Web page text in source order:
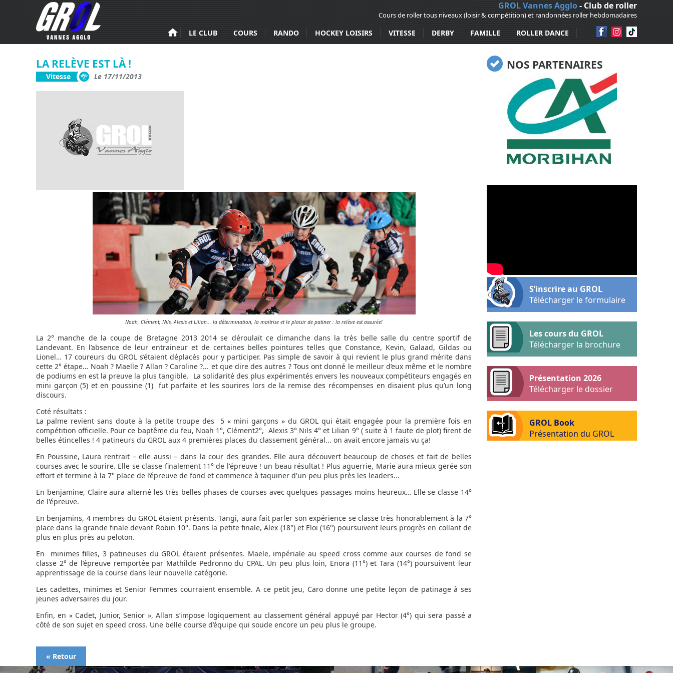
Aller au contenu principal GROL Vannes Agglo- Club de roller
Cours de roller tous niveaux (loisir & compétition) et randonnées roller hebdomadaires
LE CLUB COURS RANDO HOCKEY LOISIRS VITESSE DERBY FAMILLE ROLLER DANCE
LA RELÈVE EST LÀ !
Vitesse Le 17/11/2013
Noah, Clément, Nils, Alexis et Lilian... la détermination, la maitrise et le plaisir de patiner : la relève est assurée!
La 2° manche de la coupe de Bretagne 2013 2014 se déroulait ce dimanche dans la très belle salle du centre sportif de
Landevant. En l’absence de leur entraineur et de certaines belles pointures telles que Constance, Kevin, Galaad, Gildas ou
Lionel… 17 coureurs du GROL s’étaient déplacés pour y participer. Pas simple de savoir à qui revient le plus grand mérite dans
cette 2° étape… Noah ? Maelle ? Allan ? Caroline ?... et que dire des autres ? Tous ont donné le meilleur d’eux même et le nombre
de podiums en est la preuve la plus tangible. La solidarité des plus expérimentés envers les nouveaux compétiteurs engagés en
mini garçon (5) et en poussine (1) fut parfaite et les sourires lors de la remise des récompenses en disaient plus qu’un long
discours.
Coté résultats :
La palme revient sans doute à la petite troupe des 5 « mini garçons » du GROL qui était engagée pour la première fois en
compétition officielle. Pour ce baptême du feu, Noah 1°, Clément2°, Alexis 3° Nils 4° et Lilian 9° ( suite à 1 faute de plot) firent de
belles étincelles ! 4 patineurs du GROL aux 4 premières places du classement général... on avait encore jamais vu ça!
En Poussine, Laura rentrait – elle aussi – dans la cour des grandes. Elle aura découvert beaucoup de choses et fait de belles
courses avec le sourire. Elle se classe finalement 11° de l'épreuve ! un beau résultat ! Plus aguerrie, Marie aura mieux gerée son
effort et termine à la 7° place de l’épreuve de fond et commence à taquiner d'un peu plus près les leaders...
En benjamine, Claire aura alterné les très belles phases de courses avec quelques passages moins heureux… Elle se classe 14°
de l'épreuve.
En benjamins, 4 membres du GROL étaient présents. Tangi, aura fait parler son expérience se classe très honorablement à la 7°
place dans la grande finale devant Robin 10°. Dans la petite finale, Alex (18°) et Eloi (16°) poursuivent leurs progrès en collant de
plus en plus près au peloton.
En minimes filles, 3 patineuses du GROL étaient présentes. Maele, impériale au speed cross comme aux courses de fond se
classe 2° de l’épreuve remportée par Mathilde Pedronno du CPAL. Un peu plus loin, Enora (11°) et Tara (14°) poursuivent leur
apprentissage de la course dans leur nouvelle catégorie.
Les cadettes, minimes et Senior Femmes courraient ensemble. A ce petit jeu, Caro donne une petite leçon de patinage à ses
jeunes adversaires du jour.
Enfin, en « Cadet, Junior, Senior », Allan s’impose logiquement au classement général appuyé par Hector (4°) qui sera passé a
côté de son sujet en speed cross. Une belle course d’équipe qui soude encore un peu plus le groupe.
« Retour
NOS PARTENAIRES
S’inscrire au GROL
Télécharger le formulaire
Les cours du GROL
Télécharger la brochure
Présentation 2026
Télécharger le dossier
GROL Book
Présentation du GROL